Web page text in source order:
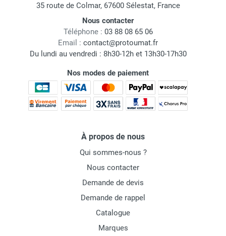
35 route de Colmar, 67600 Sélestat, France
Nous contacter
Téléphone : 03 88 08 65 06
Email : contact@protoumat.fr
Du lundi au vendredi : 8h30-12h et 13h30-17h30
Nos modes de paiement
À propos de nous
Qui sommes-nous ?
Nous contacter
Demande de devis
Demande de rappel
Catalogue
Marques